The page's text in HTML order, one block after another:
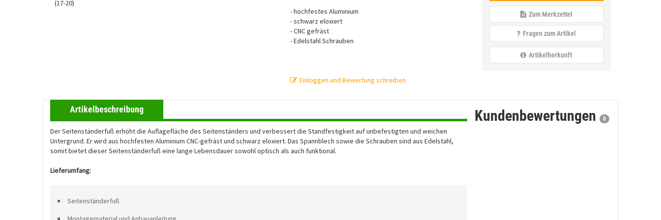
- hochfestes Aluminium
- schwarz eloxiert
- CNC gefräst
- Edelstahl Schrauben
Einloggen und Bewertung schreiben
Zum Merkzettel
Fragen zum Artikel
Artikelherkunft
Artikelbeschreibung
Der Seitenständerfuß erhöht die Auflagefläche des Seitenständers und verbessert die Standfestigkeit auf unbefestigten und weichen
Untergrund. Er wird aus hochfesten Aluminium CNC-gefräst und schwarz eloxiert. Das Spannblech sowie die Schrauben sind aus Edelstahl,
somit bietet dieser Seitenständerfuß eine lange Lebensdauer sowohl optisch als auch funktional.
Lieferumfang:
Seitenständerfuß
Kundenbewertungen 0